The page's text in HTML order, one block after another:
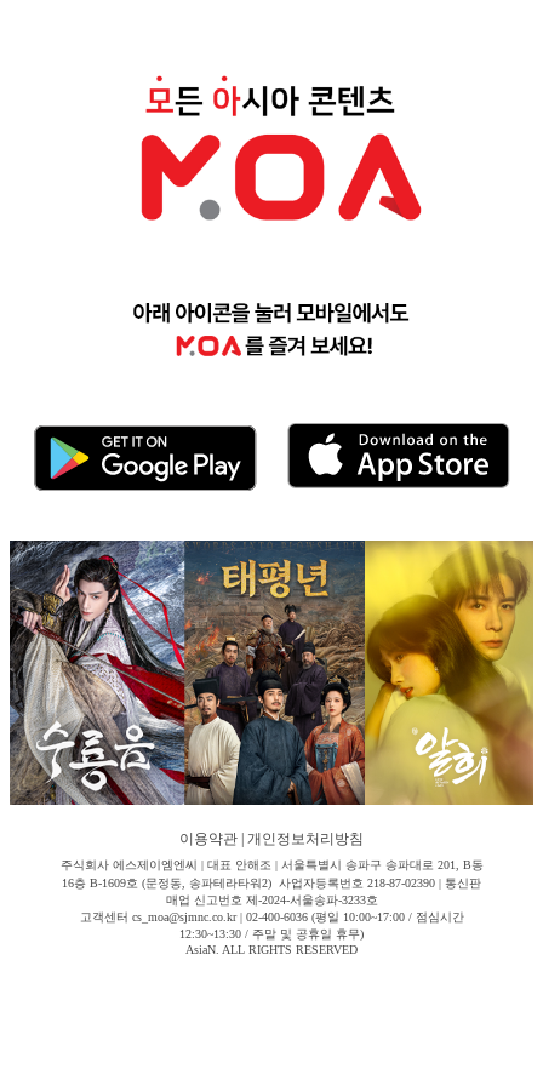
이용약관 개인정보처리방침
주식회사 에스제이엠엔씨 | 대표 안해조 | 서울특별시 송파구 송파대로 201, B동
16층 B-1609호 (문정동, 송파테라타워2) 사업자등록번호 218-87-02390 | 통신판
매업 신고번호 제-2024-서울송파-3233호
고객센터 cs_moa@sjmnc.co.kr | 02-400-6036 (평일 10:00~17:00 / 점심시간
12:30~13:30 / 주말 및 공휴일 휴무)
AsiaN. ALL RIGHTS RESERVED